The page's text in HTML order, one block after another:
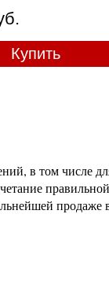
Купить
в том числе
правильной
продаже